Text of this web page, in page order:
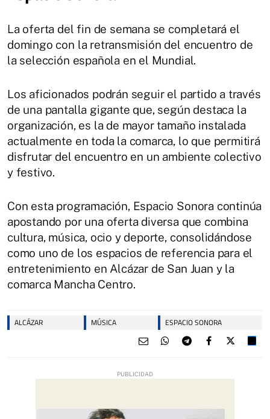
La oferta del fin de semana se completará el
domingo con la retransmisión del encuentro de
la selección española en el Mundial.
Los aficionados podrán seguir el partido a través
de una pantalla gigante que, según destaca la
organización, es la de mayor tamaño instalada
actualmente en toda la comarca, lo que permitirá
disfrutar del encuentro en un ambiente colectivo
y festivo.
Con esta programación, Espacio Sonora continúa
apostando por una oferta diversa que combina
cultura, música, ocio y deporte, consolidándose
como uno de los espacios de referencia para el
entretenimiento en Alcázar de San Juan y la
comarca Mancha Centro.
ALCÁZAR MÚSICA ESPACIO SONORA